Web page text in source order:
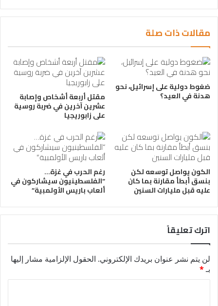
مقالات ذات صلة
ضغوط دولية على إسرائيل، نحو
هدنة في العيد؟ مقتل أربعة أشخاص وإصابة
عشرين آخرين في ضربة روسية
على زابوريجيا
الكون يواصل توسعه لكن
بنسق أبطأ مقارنة بما كان
عليه قبل مليارات السنين
رغم الحرب في غزة…
“الفلسطينيون سيشاركون في
ألعاب باريس الأولمبية”
اترك تعليقاً
لن يتم نشر عنوان بريدك الإلكتروني. الحقول الإلزامية مشار إليها
بـ*